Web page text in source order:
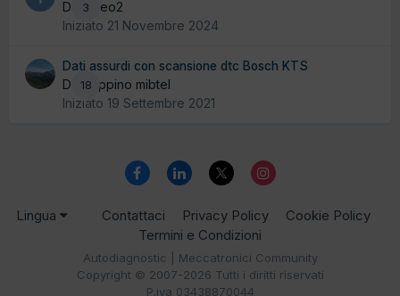
3
Da Tiseo2
Iniziato 21 Novembre 2024
18
Dati assurdi con scansione dtc Bosch KTS
Da peppino mibtel
Iniziato 19 Settembre 2021
Lingua Contattaci Privacy Policy
Cookie Policy
Termini e Condizioni
Autodiagnostic | Meccatronici Community
Copyright © 2007-2026 Tutti i diritti riservati
P.iva 03438870044